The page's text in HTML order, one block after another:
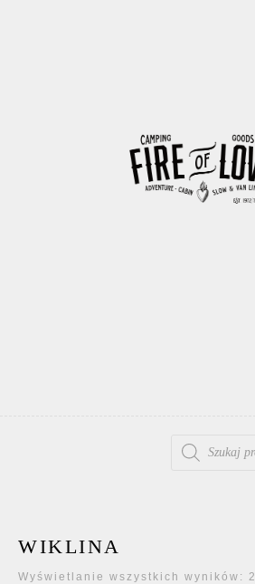
WIKLINA
Wyświetlanie wszystkich wyników: 2